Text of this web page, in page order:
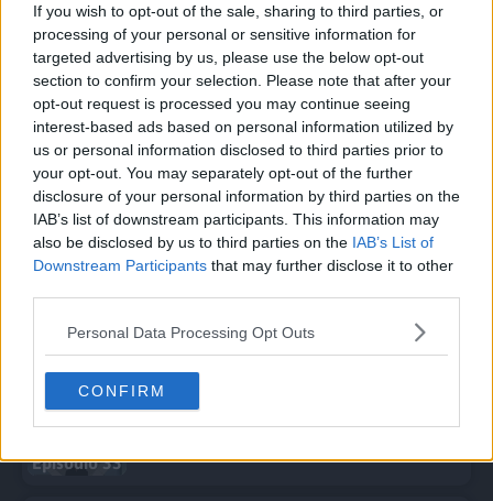
If you wish to opt-out of the sale, sharing to third parties, or
processing of your personal or sensitive information for
targeted advertising by us, please use the below opt-out
section to confirm your selection. Please note that after your
opt-out request is processed you may continue seeing
interest-based ads based on personal information utilized by
us or personal information disclosed to third parties prior to
your opt-out. You may separately opt-out of the further
disclosure of your personal information by third parties on the
IAB’s list of downstream participants. This information may
also be disclosed by us to third parties on the IAB’s List of
Downstream Participants that may further disclose it to other
Personal Data Processing Opt Outs
CONFIRM
Episodio 28
Ult-imate Training
Episodio 29
Liko and Hattrem, Bonded by Happiness!
Episodio 30
Don't Give Up, Crocalor!
Episodio 31
Episodio 32
The Catcher in the Sky
Episodio 33